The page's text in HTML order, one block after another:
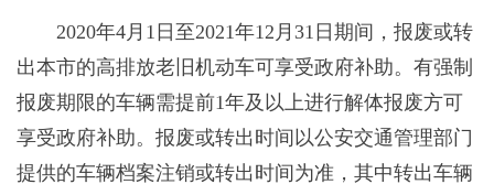
2020年4月1日至2021年12月31日期间，报废或转
出本市的高排放老旧机动车可享受政府补助。有强制
报废期限的车辆需提前1年及以上进行解体报废方可
享受政府补助。报废或转出时间以公安交通管理部门
提供的车辆档案注销或转出时间为准，其中转出车辆